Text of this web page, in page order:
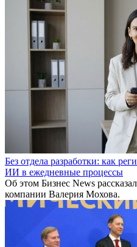
Без отдела разработки: как
ИИ в ежедневные процессы
Об этом Бизнес News
компании Валерия Мохова.